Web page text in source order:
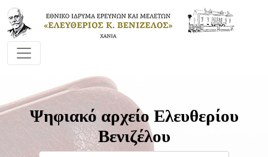
Ψηφιακό αρχείο Ελευθερίου
Βενιζέλου